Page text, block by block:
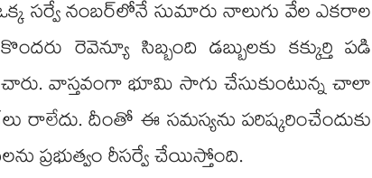
సర్వే నంబర్‌‌‌‌లోనే సుమారు నాలుగు వేల ఎకరాల
రెవెన్యూ సిబ్బంది డబ్బులకు కక్కుర్తి పడి
వాస్తవంగా భూమి సాగు చేసుకుంటున్న చాలా
రాలేదు. దీంతో ఈ సమస్యను పరిష్కరించేందుకు
ప్రభుత్వం రీసర్వే చేయిస్తోంది.